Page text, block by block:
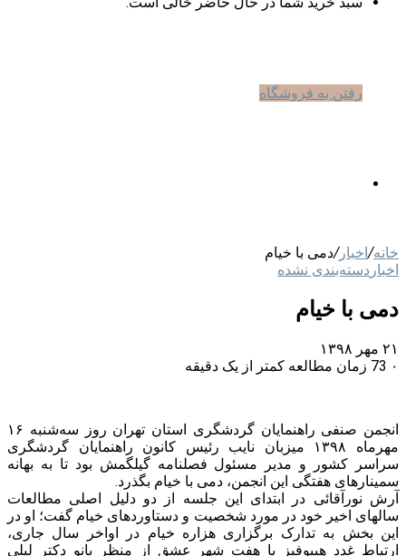
سبد
رفتن به فروشگاه
خانه/اخبار/دمی با خیام
اخبار دسته‌بندی نشده
دمی با خیام
۲۱ مهر ۱۳۹۸
۰
زمان مطالعه کمتر از یک دقیقه
انجمن صنفی راهنمایان گردشگری استان تهران روز سه‌شنبه ۱۶
مهرماه ۱۳۹۸ میزبان نایب رئیس کانون راهنمایان گردشگری
سراسر کشور و مدیر مسئول فصلنامه گیلگمش بود تا به بهانه
سمینارهای هفتگی این انجمن، دمی با خیام بگذرد.
آرش نورآقائی در ابتدای این جلسه از دو دلیل اصلی مطالعات
سالهای اخیر خود در مورد شخصیت و دستاوردهای خیام گفت؛ او در
این بخش به تدارک برگزاری هزاره خیام در اواخر سال جاری،
ارتباط غدد هیپوفیز با هفت شهر عشق از منظر بانو دکتر لیلی